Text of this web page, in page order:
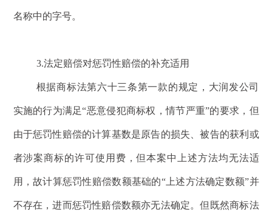
名称中的字号。
3.法定赔偿对惩罚性赔偿的补充适用
根据商标法第六十三条第一款的规定，大润发公司
实施的行为满足“恶意侵犯商标权，情节严重”的要求，但
由于惩罚性赔偿的计算基数是原告的损失、被告的获利或
者涉案商标的许可使用费，但本案中上述方法均无法适
用，故计算惩罚性赔偿数额基础的“上述方法确定数额”并
不存在，进而惩罚性赔偿数额亦无法确定。但既然商标法